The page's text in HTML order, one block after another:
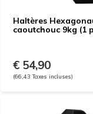
Haltères
caoutchouc 9kg (1
€ 54,90
(66,43 Taxes incluses)